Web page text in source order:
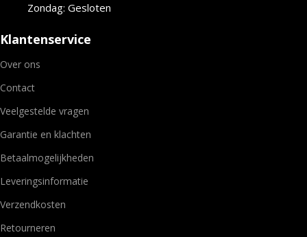
Zondag: Gesloten
Klantenservice
Over ons
Contact
Veelgestelde vragen
Garantie en klachten
Betaalmogelijkheden
Leveringsinformatie
Verzendkosten
Retourneren